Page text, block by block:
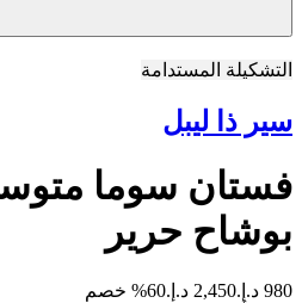
التشكيلة المستدامة
سير ذا ليبل
فستان سوما
بوشاح حرير
980 د.إ. 2,450 د.إ. 60% خصم